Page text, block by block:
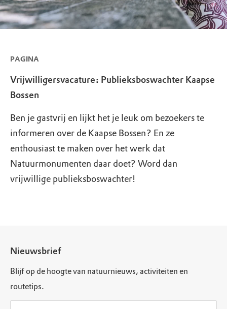
PAGINA
Vrijwilligersvacature: Publieksboswachter Kaapse
Bossen
Ben je gastvrij en lijkt het je leuk om bezoekers te
informeren over de Kaapse Bossen? En ze
enthousiast te maken over het werk dat
Natuurmonumenten daar doet? Word dan
vrijwillige publieksboswachter!
Nieuwsbrief
Blijf op de hoogte van natuurnieuws, activiteiten en
routetips.